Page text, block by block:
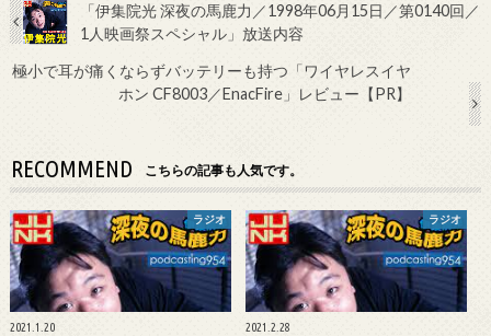
「伊集院光 深夜の馬鹿力／1998年06月15日／第0140回／
1人映画祭スペシャル」放送内容
極小で耳が痛くならずバッテリーも持つ「ワイヤレスイヤ
ホン CF8003／EnacFire」レビュー【PR】
RECOMMEND こちらの記事も人気です。
ラジオ
2021.1.20
ラジオ
2021.2.28